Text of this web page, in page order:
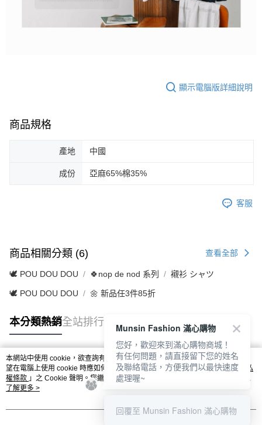
顯示電腦版詳細說明
商品規格
產地 中國
成份 亞麻65%棉35%
客服
商品相關分類 (6) 查看全部
🕊️ POU DOU DOU 🍀nop de nod 系列 襯衫 シャツ
🕊️ POU DOU DOU 🌼 新品任3件85折
本分類熱銷全站排行
熱門標籤
本網站中使用 cookie，欲查詢有關本網站使用 cookie 方式之詳情，及若您不希
望在電腦上使用 cookie 時應如何變更電腦的 cookie 設定，請參閱本網站「
隱私
權條款 」之 Cookie 聲明。您繼續使用本網站即表示您同意本公司得按本網站使
用條款之 Cookie 聲明使用 cookie。
了解更多 >
Munsin Fashion 滿心購物
您好，歡迎來到滿心購物商城！
有任何問題，請直接留下您的姓名
及聯絡電話，方便我們以最快速度
處理喔~
回覆至 Munsin Fashion 滿心購物